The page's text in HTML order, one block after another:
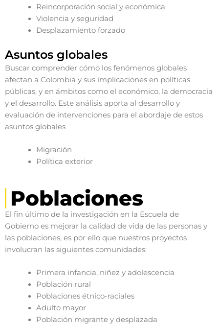
Reincorporación social y económica
Violencia y seguridad
Desplazamiento forzado
Asuntos globales
Buscar comprender cómo los fenómenos globales
afectan a Colombia y sus implicaciones en políticas
públicas, y en ámbitos como el económico, la democracia
y el desarrollo. Este análisis aporta al desarrollo y
evaluación de intervenciones para el abordaje de estos
asuntos globales
Migración
Política exterior
Poblaciones
El fin último de la investigación en la Escuela de
Gobierno es mejorar la calidad de vida de las personas y
las poblaciones, es por ello que nuestros proyectos
involucran las siguientes comunidades:
Primera infancia, niñez y adolescencia
Población rural
Poblaciones étnico-raciales
Adulto mayor
Población migrante y desplazada